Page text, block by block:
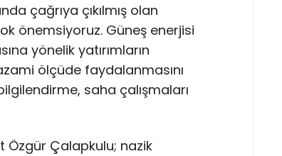
çağrıya çıkılmış olan
önemsiyoruz. Güneş enerjisi
yönelik yatırımların
ölçüde faydalanmasını
saha çalışmaları
Özgür Çalapkulu; nazik